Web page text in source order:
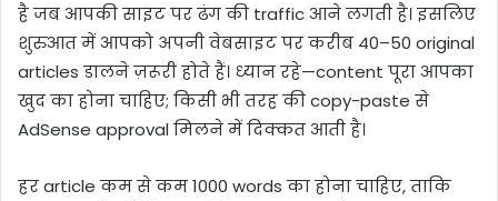
है जब आपकी साइट पर ढंग की traffic आने लगती है। इसलिए
शुरुआत में आपको अपनी वेबसाइट पर करीब 40–50 original
articles डालने ज़रूरी होते हैं। ध्यान रहे—content पूरा आपका
खुद का होना चाहिए; किसी भी तरह की copy-paste से
AdSense approval मिलने में दिक्कत आती है।
हर article कम से कम 1000 words का होना चाहिए, ताकि